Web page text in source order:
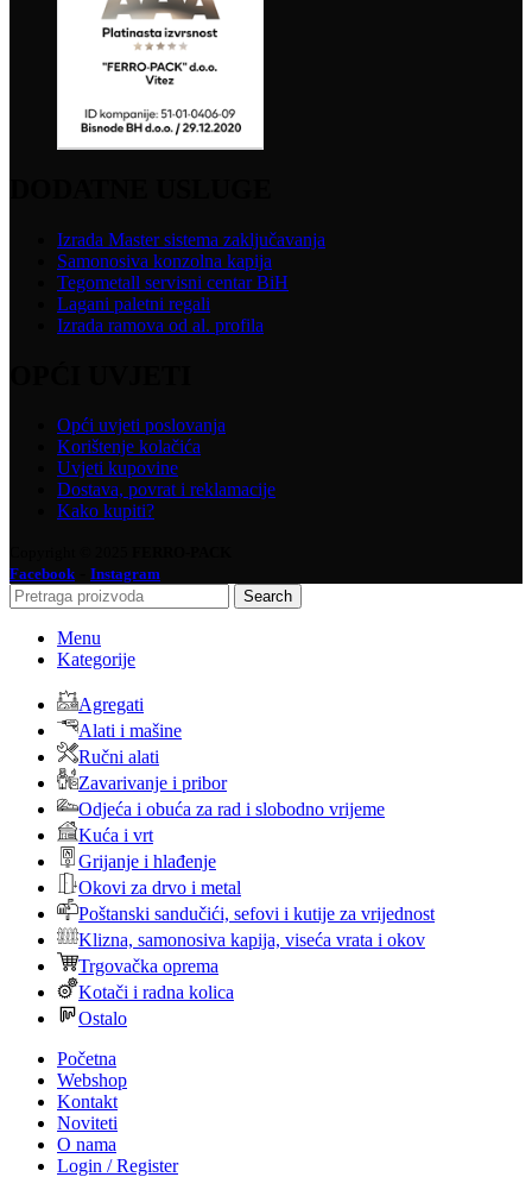
Izrada Master sistema zaključavanja
Samonosiva konzolna kapija
Tegometall servisni centar BiH
Lagani paletni regali
Izrada ramova od al. profila
Opći uvjeti poslovanja
Korištenje kolačića
Uvjeti kupovine
Dostava, povrat i reklamacije
Kako kupiti?
Facebook
Instagram
Search
Menu
Kategorije
Agregati
Alati i mašine
Ručni alati
Zavarivanje i pribor
Odjeća i obuća za rad i slobodno vrijeme
Kuća i vrt
Grijanje i hlađenje
Okovi za drvo i metal
Poštanski sandučići, sefovi i kutije za vrijednost
Klizna, samonosiva kapija, viseća vrata i okov
Trgovačka oprema
Kotači i radna kolica
Ostalo
Početna
Webshop
Kontakt
Noviteti
O nama
Login / Register